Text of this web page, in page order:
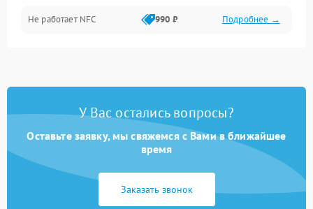
Не работает NFC 990 ₽ Подробнее →
У Вас остались вопросы?
Оставьте заявку, мы свяжемся с Вами в ближайшее
время
Заказать звонок